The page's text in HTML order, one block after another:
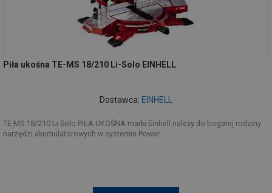
Piła ukośna TE-MS 18/210 Li-Solo EINHELL
Dostawca: EINHELL
TE-MS 18/210 Li Solo PIŁA UKOŚNA marki Einhell należy do bogatej rodziny
narzędzi akumulatorowych w systemie Power...